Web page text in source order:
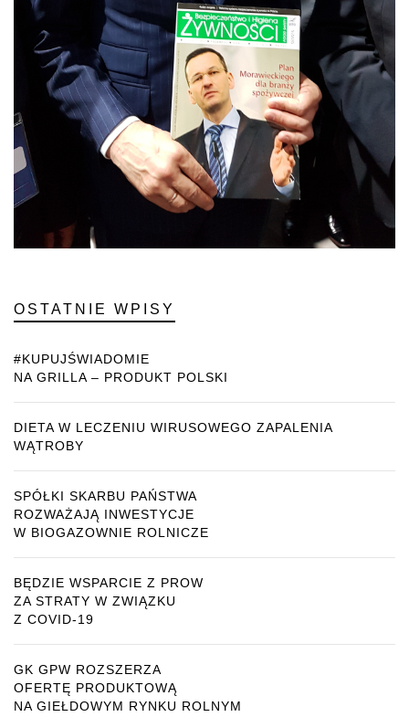
OSTATNIE WPISY
#KUPUJŚWIADOMIE
NA GRILLA – PRODUKT POLSKI
DIETA W LECZENIU WIRUSOWEGO ZAPALENIA
WĄTROBY
SPÓŁKI SKARBU PAŃSTWA
ROZWAŻAJĄ INWESTYCJE
W BIOGAZOWNIE ROLNICZE
BĘDZIE WSPARCIE Z PROW
ZA STRATY W ZWIĄZKU
Z COVID-19
GK GPW ROZSZERZA
OFERTĘ PRODUKTOWĄ
NA GIEŁDOWYM RYNKU ROLNYM